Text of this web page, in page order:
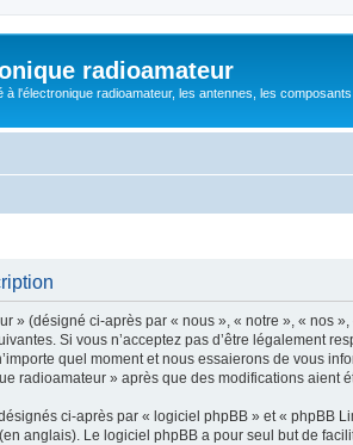
radioamateur
à l'électronique radioamateur, les antennes, les
» (désigné ci-après par « nous », « notre », « nos
Si vous n’acceptez pas d’être légalement
quel moment et nous essaierons de vous
radioamateur » après que des modifications aient
ci-après par « logiciel phpBB » et « phpBB
(en anglais). Le logiciel phpBB a pour seul but de